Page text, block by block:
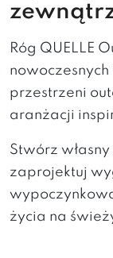
Róg QUELLE
przestrzeni
aranżacji
Stwórz
zaprojektuj
życia na